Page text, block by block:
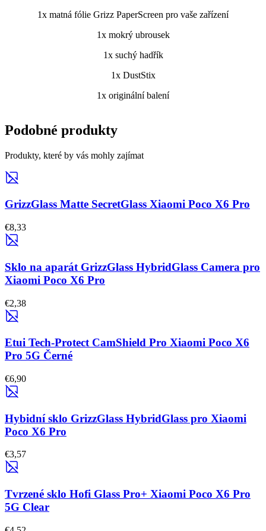
1x matná fólie Grizz PaperScreen pro vaše zařízení
1x mokrý ubrousek
1x suchý hadřík
1x DustStix
1x originální balení
Podobné produkty
Produkty, které by vás mohly zajímat
GrizzGlass Matte SecretGlass Xiaomi Poco X6 Pro
€8,33
Sklo na aparát GrizzGlass HybridGlass Camera pro
Xiaomi Poco X6 Pro
€2,38
Etui Tech-Protect CamShield Pro Xiaomi Poco X6
Pro 5G Černé
€6,90
Hybidní sklo GrizzGlass HybridGlass pro Xiaomi
Poco X6 Pro
€3,57
Tvrzené sklo Hofi Glass Pro+ Xiaomi Poco X6 Pro
5G Clear